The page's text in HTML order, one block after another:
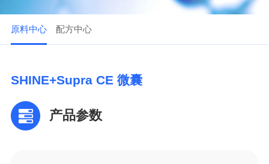
原料中心 配方中心
SHINE+Supra CE 微囊
产品参数